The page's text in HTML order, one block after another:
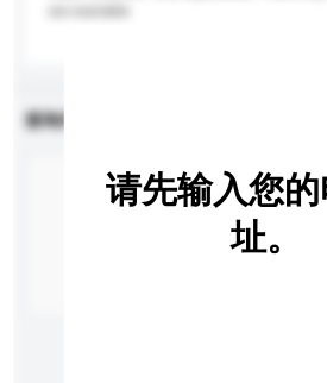
查询内容
请先输入您
址。